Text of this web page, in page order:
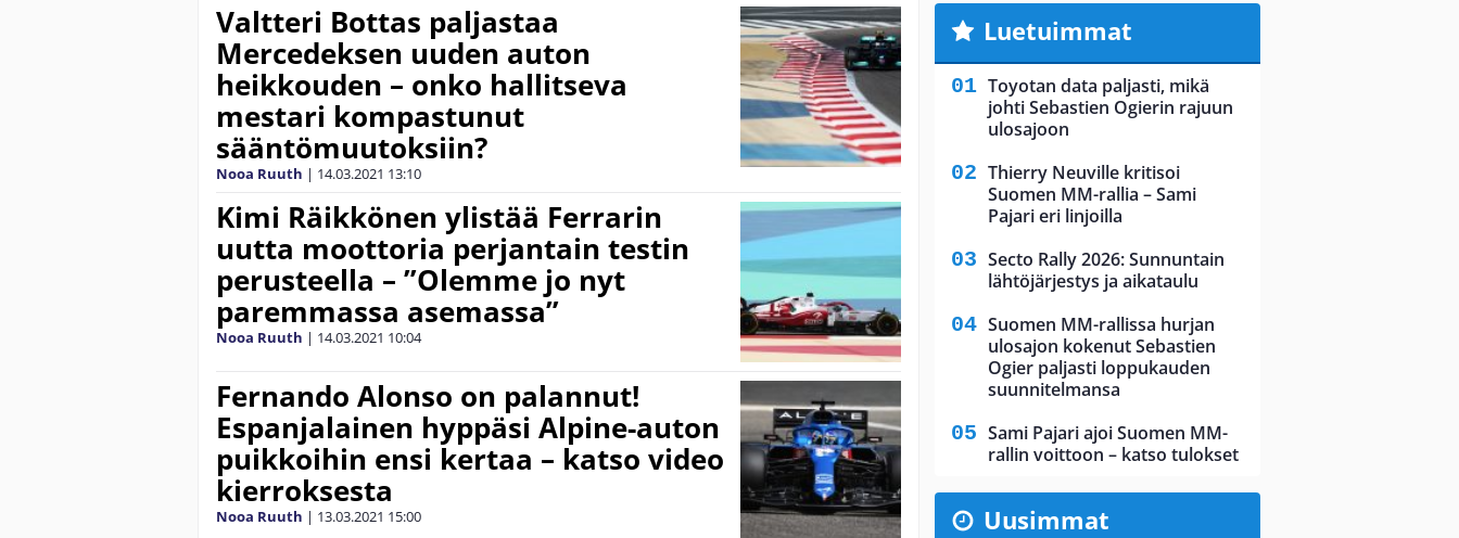
Valtteri Bottas paljastaa
Mercedeksen uuden auton
heikkouden – onko hallitseva
mestari kompastunut
sääntömuutoksiin?
Nooa Ruuth | 14.03.2021 13:10
Kimi Räikkönen ylistää Ferrarin
uutta moottoria perjantain testin
perusteella – ”Olemme jo nyt
paremmassa asemassa”
Nooa Ruuth | 14.03.2021 10:04
Fernando Alonso on palannut!
Espanjalainen hyppäsi Alpine-auton
puikkoihin ensi kertaa – katso video
kierroksesta
Nooa Ruuth | 13.03.2021 15:00
Luetuimmat
Toyotan data paljasti, mikä
johti Sebastien Ogierin rajuun
ulosajoon
Thierry Neuville kritisoi
Suomen MM-rallia – Sami
Pajari eri linjoilla
Secto Rally 2026: Sunnuntain
lähtöjärjestys ja aikataulu
Suomen MM-rallissa hurjan
ulosajon kokenut Sebastien
Ogier paljasti loppukauden
suunnitelmansa
Sami Pajari ajoi Suomen MM-
rallin voittoon – katso tulokset
Uusimmat